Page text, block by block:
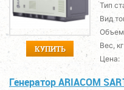
КУПИТЬ
Тип
Вид
Объем
Вес, кг
Цена:
Генератор ARIACOM